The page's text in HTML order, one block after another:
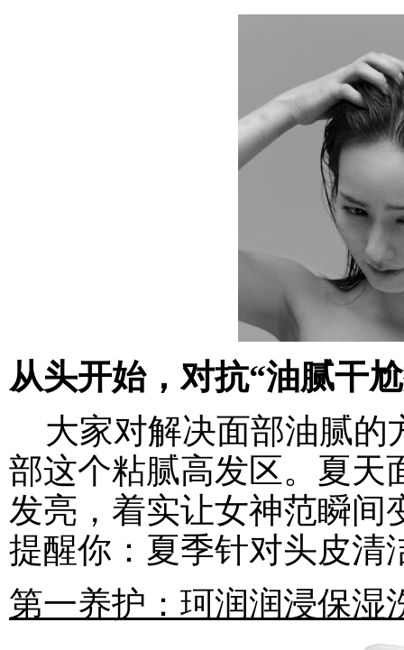
从头开始， 对抗“油腻干
大家对解决面部油腻的
部这个粘腻高发区。夏天
发亮，着实让女神范瞬间
提醒你：夏季针对头皮清
第一养护：珂润润浸保湿